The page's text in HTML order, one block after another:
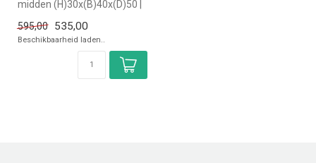
midden (H)30x(B)40x(D)50 |
595,00
535,00
Beschikbaarheid laden..